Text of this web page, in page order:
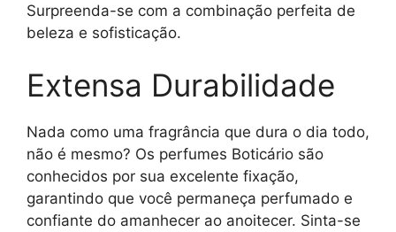
Surpreenda-se com a combinação perfeita de
beleza e sofisticação.
Extensa Durabilidade
Nada como uma fragrância que dura o dia todo,
não é mesmo? Os perfumes Boticário são
conhecidos por sua excelente fixação,
garantindo que você permaneça perfumado e
confiante do amanhecer ao anoitecer. Sinta-se